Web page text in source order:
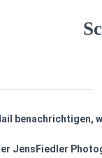
benachrichtigen,
JensFiedler